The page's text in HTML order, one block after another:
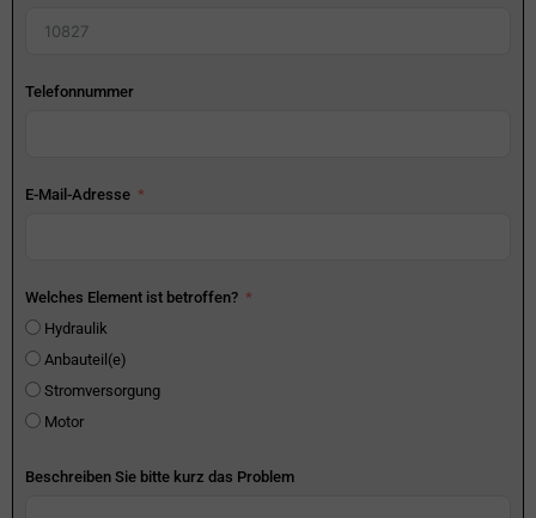
Telefonnummer
E-Mail-Adresse
Welches Element ist betroffen?
Hydraulik
Anbauteil(e)
Stromversorgung
Motor
Beschreiben Sie bitte kurz das Problem